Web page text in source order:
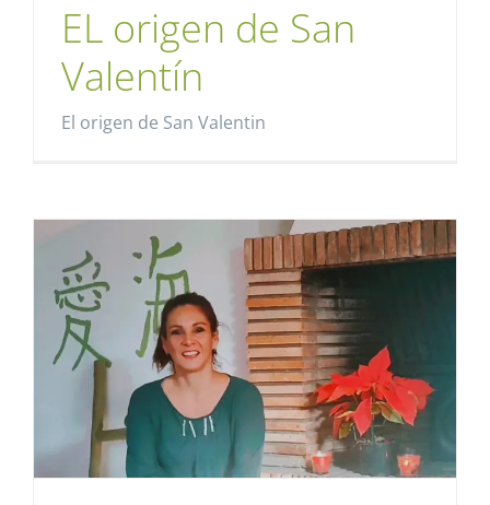
EL origen de San
Valentín
El origen de San Valentin